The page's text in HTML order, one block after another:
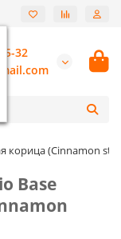
32
корица (Cinnamon
Base